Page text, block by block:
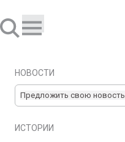
НОВОСТИ
Предложить свою новость
ИСТОРИИ